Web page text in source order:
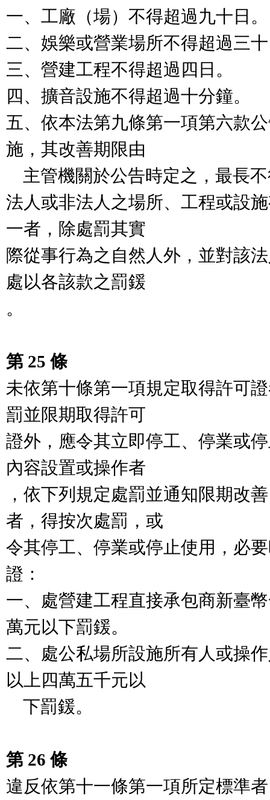
一、工廠（場）不得超過九十日。
二、娛樂或營業場所不得超過三
三、營建工程不得超過四日。
四、擴音設施不得超過十分鐘。
五、依本法第九條第一項第六款
施，其改善期限由
法人或非法人之場所、工程或設
一者，除處罰其實
際從事行為之自然人外，並對該
處以各該款之罰鍰
。
第 25 條
未依第十條第一項規定取得許可
罰並限期取得許可
證外，應令其立即停工、停業或
內容設置或操作者
，依下列規定處罰並通知限期改
者，得按次處罰，或
令其停工、停業或停止使用，必
證：
一、處營建工程直接承包商新臺
萬元以下罰鍰。
二、處公私場所設施所有人或操
以上四萬五千元以
第 26 條
違反依第十一條第一項所定標準